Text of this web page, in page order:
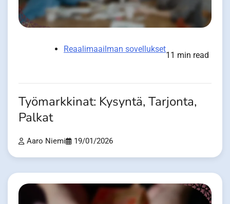
Reaalimaailman sovellukset
11 min read
Työmarkkinat: Kysyntä, Tarjonta,
Palkat
Aaro Niemi 19/01/2026